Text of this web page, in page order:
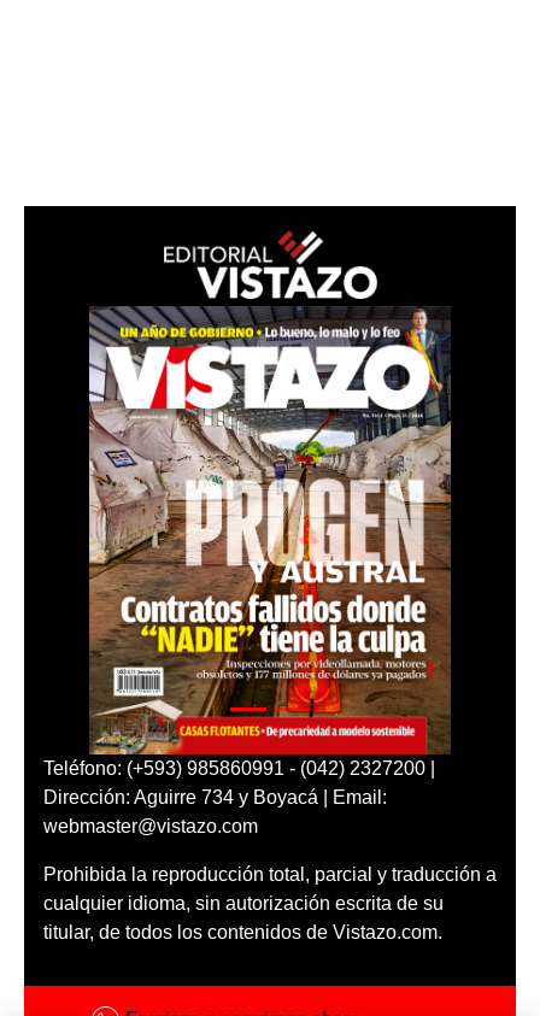
Teléfono: (+593) 985860991 - (042) 2327200 |
Dirección: Aguirre 734 y Boyacá | Email:
webmaster@vistazo.com
Prohibida la reproducción total, parcial y traducción a
cualquier idioma, sin autorización escrita de su
titular, de todos los contenidos de Vistazo.com.